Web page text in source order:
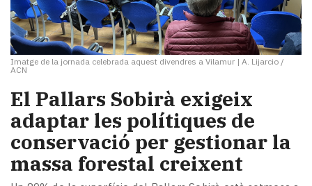
Imatge de la jornada celebrada aquest divendres a Vilamur | A. Lijarcio /
ACN
El Pallars Sobirà exigeix
adaptar les polítiques de
conservació per gestionar la
massa forestal creixent